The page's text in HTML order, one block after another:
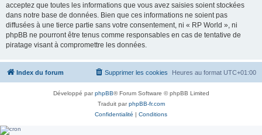
acceptez que toutes les informations que vous avez saisies soient stockées
dans notre base de données. Bien que ces informations ne soient pas
diffusées à une tierce partie sans votre consentement, ni « RP World », ni
phpBB ne pourront être tenus comme responsables en cas de tentative de
piratage visant à compromettre les données.
Index du forum Heures au format UTC+01:00
Supprimer les cookies
Développé parphpBB® Forum Software © phpBB Limited
Traduit parphpBB-fr.com
Confidentialité | Conditions